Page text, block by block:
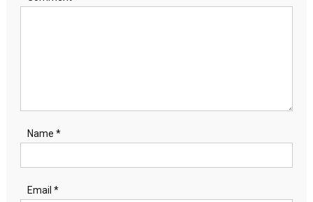
Name *
Email *